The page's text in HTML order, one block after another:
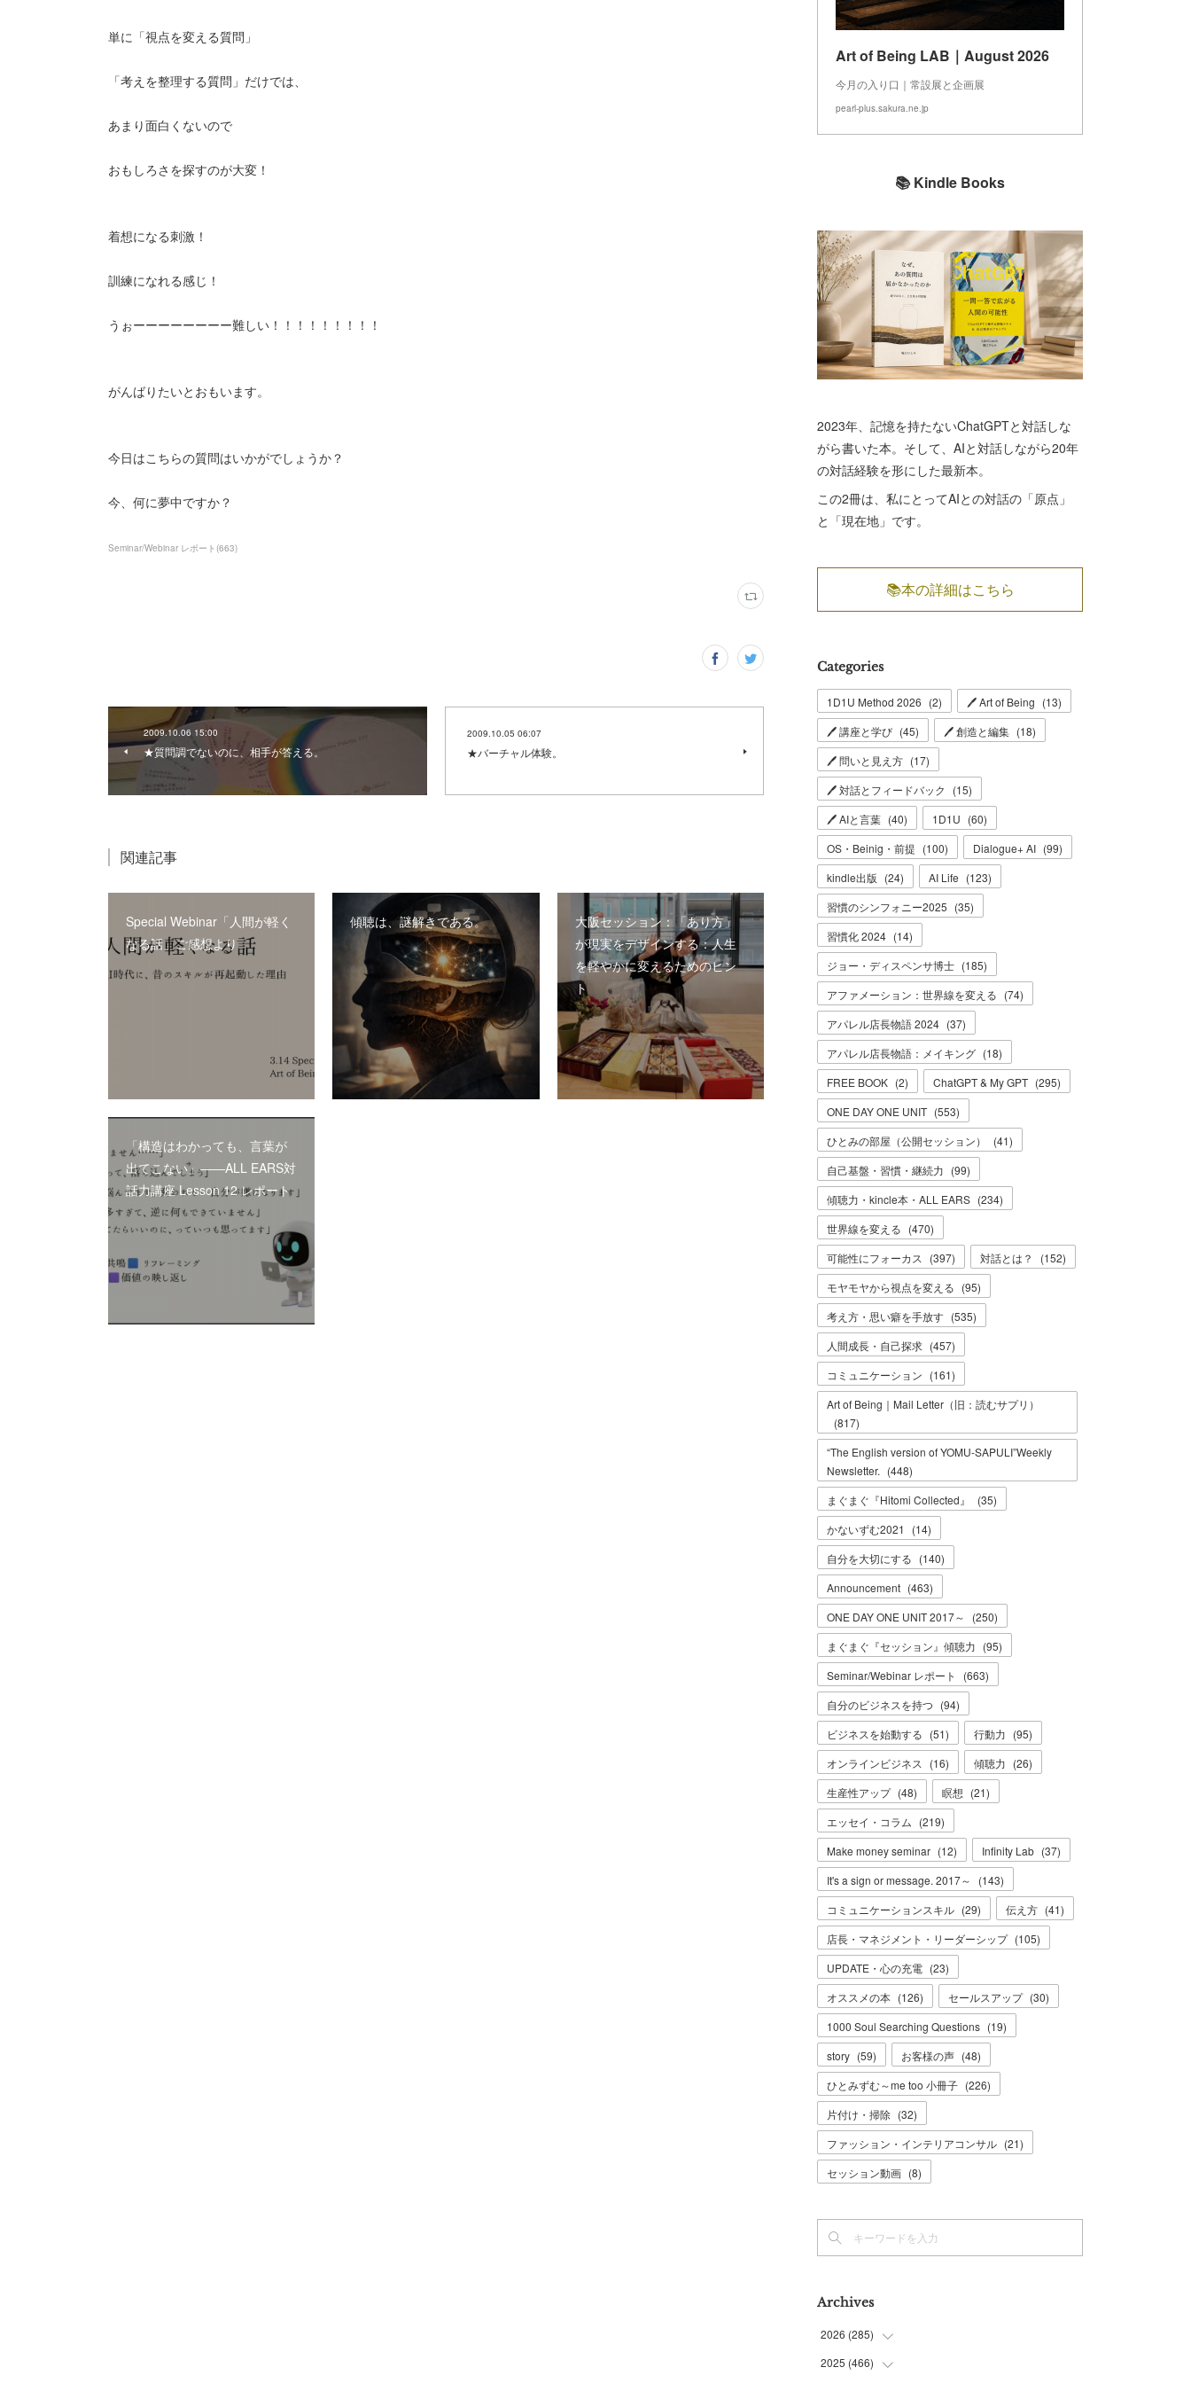
単に「視点を変える質問」
「考えを整理する質問」だけでは、
あまり面白くないので
おもしろさを探すのが大変！
着想になる刺激！
訓練になれる感じ！
うぉーーーーーーーー難しい！！！！！！！！！
がんばりたいとおもいます。
今日はこちらの質問はいかがでしょうか？
今、何に夢中ですか？
Seminar/Webinar レポート (663)
2009.10.06 15:00
★質問調でないのに、相手が答える。
2009.10.05 06:07
★バーチャル体験。
関連記事
Special Webinar「人間が軽く
なる話」ご感想より
傾聴は、謎解きである。
大阪セッション：「あり方」
が現実をデザインする：人生
を軽やかに変えるためのヒン
ト
「構造はわかっても、言葉が
出てこない」――ALL EARS対
話力講座 Lesson 12 レポート
Art of Being LAB｜August 2026
今月の入り口｜常設展と企画展
pearl-plus.sakura.ne.jp
📚 Kindle Books
2023年、記憶を持たないChatGPTと対話しな
がら書いた本。そして、AIと対話しながら20年
の対話経験を形にした最新本。
この2冊は、私にとってAIとの対話の「原点」
と「現在地」です。
📚本の詳細はこちら
Categories
1D1U Method 2026 (2) 🖊 Art of Being (13)
🖊 講座と学び (45) 🖊 創造と編集 (18)
🖊 問いと見え方 (17)
🖊 対話とフィードバック
(15)
🖊 AIと言葉 (40) 1D1U (60)
OS・Beinig・前提 (100) Dialogue+ AI (99)
kindle出版 (24) AI Life (123)
習慣のシンフォニー2025 (35)
習慣化 2024 (14)
ジョー・ディスペンサ博士 (185)
アファメーション：世界線を変える (74)
アパレル店長物語 2024 (37)
アパレル店長物語：メイキング (18)
FREE BOOK (2) ChatGPT & My GPT (295)
ONE DAY ONE UNIT (553)
ひとみの部屋（公開セッション）
(41)
自己基盤・習慣・継続力 (99)
傾聴力・kincle本・ALL EARS (234)
世界線を変える (470)
可能性にフォーカス
(397) 対話とは？ (152)
モヤモヤから視点を変える (95)
考え方・思い癖を手放す (535)
人間成長・自己探求 (457)
コミュニケーション (161)
Art of Being｜Mail Letter（旧：読むサプリ）
(817)
“The English version of YOMU-SAPULI”Weekly
Newsletter. (448)
まぐまぐ『Hitomi Collected』
(35)
かないずむ2021
(14)
自分を大切にする (140)
Announcement (463)
ONE DAY ONE UNIT 2017～
(250)
まぐまぐ『セッション』傾聴力 (95)
Seminar/Webinar レポート
(663)
自分のビジネスを持つ (94)
ビジネスを始動する (51) 行動力 (95)
オンラインビジネス
(16) 傾聴力 (26)
生産性アップ (48) 瞑想 (21)
エッセイ・コラム (219)
Make money seminar (12) Infinity Lab (37)
It's a sign or message. 2017～
(143)
コミュニケーションスキル (29) 伝え方 (41)
店長・マネジメント・リーダーシップ (105)
UPDATE・心の充電 (23)
オススメの本 (126) セールスアップ (30)
1000 Soul Searching Questions (19)
story (59) お客様の声 (48)
ひとみずむ～me too 小冊子 (226)
片付け・掃除 (32)
ファッション・インテリアコンサル (21)
セッション動画 (8)
Archives
2026 (285)
(6)
2025 (466)